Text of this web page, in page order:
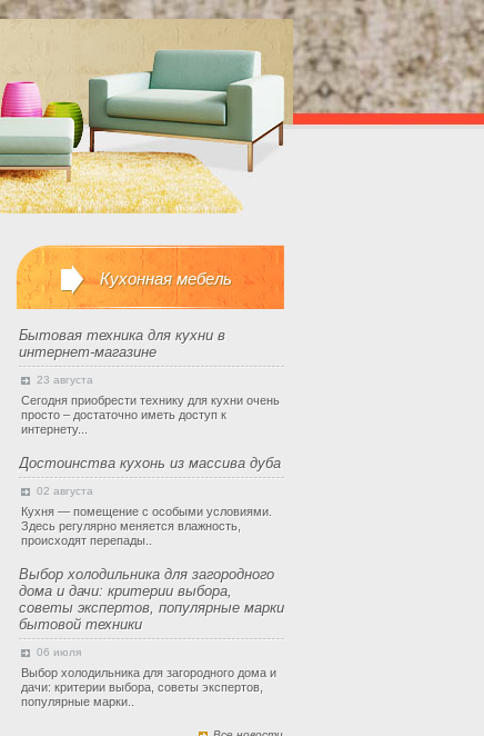
Кухонная мебель
Бытовая техника для кухни в
интернет-магазине
23 августа
Сегодня приобрести технику для кухни очень
просто – достаточно иметь доступ к
интернету...
Достоинства кухонь из массива дуба
02 августа
Кухня — помещение с особыми условиями.
Здесь регулярно меняется влажность,
происходят перепады..
Выбор холодильника для загородного
дома и дачи: критерии выбора,
советы экспертов, популярные марки
бытовой техники
06 июля
Выбор холодильника для загородного дома и
дачи: критерии выбора, советы экспертов,
популярные марки..